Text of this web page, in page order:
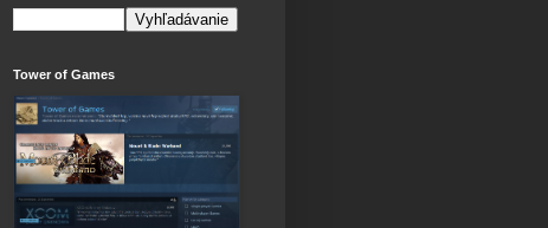
Tower of Games